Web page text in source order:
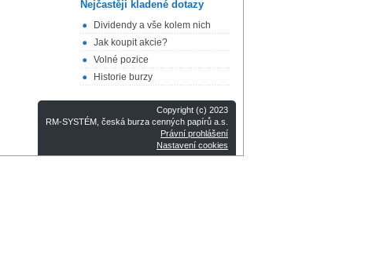
Nejčastěji kladené dotazy
Dividendy a vše kolem nich
Jak koupit akcie?
Volné pozice
Historie burzy
Copyright (c) 2023
RM-SYSTÉM, česká burza cenných papírů a.s.
Právní prohlášení
Nastavení cookies